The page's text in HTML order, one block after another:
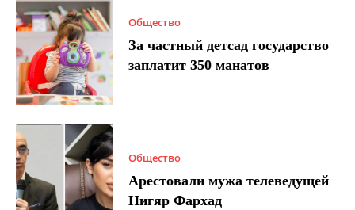
Общество
За частный детсад государство
заплатит 350 манатов
Общество
Арестовали мужа телеведущей
Нигяр Фархад